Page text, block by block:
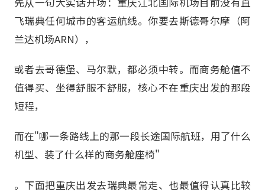
飞瑞典任何城市的客运航线。你要去斯德哥尔摩（阿
兰达机场ARN），
或者去哥德堡、马尔默，都必须中转。而商务舱值不
值得买、坐得舒服不舒服，核心不在重庆出发的那段
短程，
而在"哪一条路线上的那一段长途国际航班，用了什么
机型、装了什么样的商务舱座椅"
。下面把重庆出发去瑞典最常走、也最值得认真比较